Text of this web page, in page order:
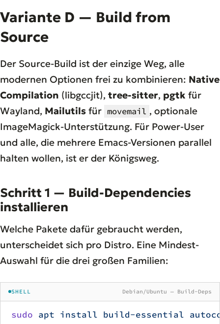
Variante D — Build from
Source
Der Source-Build ist der einzige Weg, alle
modernen Optionen frei zu kombinieren: Native
Compilation (libgccjit), tree-sitter, pgtk für
Wayland, Mailutils für movemail , optionale
ImageMagick-Unterstützung. Für Power-User
und alle, die mehrere Emacs-Versionen parallel
halten wollen, ist er der Königsweg.
Schritt 1 — Build-Dependencies
installieren
Welche Pakete dafür gebraucht werden,
unterscheidet sich pro Distro. Eine Mindest-
Auswahl für die drei großen Familien:
SHELL Debian/Ubuntu — Build-Deps
sudo apt install build-essential